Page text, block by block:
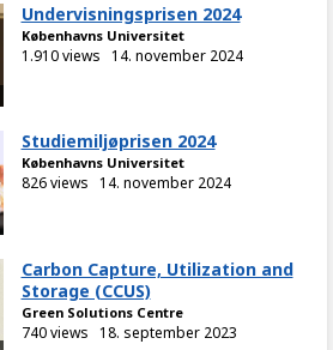
Undervisningsprisen 2024
Københavns Universitet
1.910 views 14. november 2024
Studiemiljøprisen 2024
Københavns Universitet
826 views 14. november 2024
Carbon Capture, Utilization and
Storage (CCUS)
Green Solutions Centre
740 views 18. september 2023